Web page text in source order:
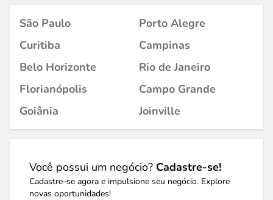
São Paulo
Porto Alegre
Curitiba
Campinas
Belo Horizonte
Rio de Janeiro
Florianópolis
Campo Grande
Goiânia
Joinville
Você possui um negócio? Cadastre-se!
Cadastre-se agora e impulsione seu negócio. Explore
novas oportunidades!